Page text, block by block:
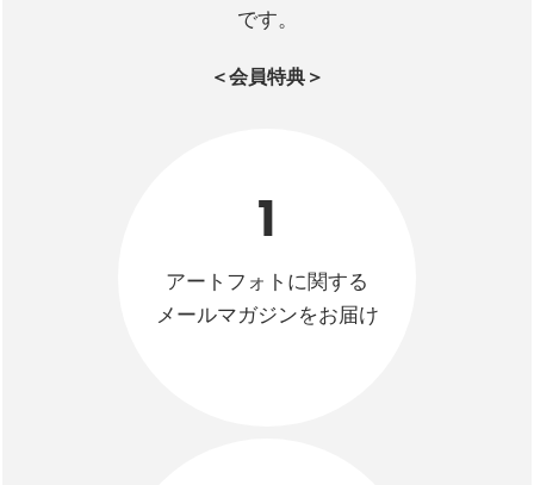
です。
＜会員特典＞
1
アートフォトに関する
メールマガジンをお届け